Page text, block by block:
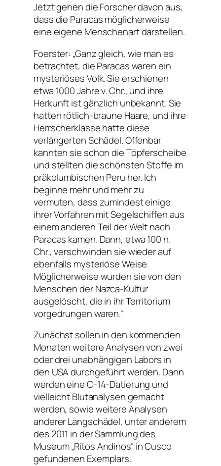
Jetzt gehen die Forscher davon aus,
dass die Paracas möglicherweise
eine eigene Menschenart darstellen.
Foerster: „Ganz gleich, wie man es
betrachtet, die Paracas waren ein
mysteriöses Volk. Sie erschienen
etwa 1000 Jahre v. Chr., und ihre
Herkunft ist gänzlich unbekannt. Sie
hatten rötlich-braune Haare, und ihre
Herrscherklasse hatte diese
verlängerten Schädel. Offenbar
kannten sie schon die Töpferscheibe
und stellten die schönsten Stoffe im
präkolumbischen Peru her. Ich
beginne mehr und mehr zu
vermuten, dass zumindest einige
ihrer Vorfahren mit Segelschiffen aus
einem anderen Teil der Welt nach
Paracas kamen. Dann, etwa 100 n.
Chr., verschwinden sie wieder auf
ebenfalls mysteriöse Weise.
Möglicherweise wurden sie von den
Menschen der Nazca-Kultur
ausgelöscht, die in ihr Territorium
vorgedrungen waren.“
Zunächst sollen in den kommenden
Monaten weitere Analysen von zwei
oder drei unabhängigen Labors in
den USA durchgeführt werden. Dann
werden eine C-14-Datierung und
vielleicht Blutanalysen gemacht
werden, sowie weitere Analysen
anderer Langschädel, unter anderem
des 2011 in der Sammlung des
Museum „Ritos Andinos“ in Cusco
gefundenen Exemplars.